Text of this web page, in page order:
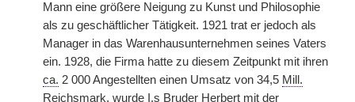
Mann eine größere Neigung zu Kunst und Philosophie
als zu geschäftlicher Tätigkeit. 1921 trat er jedoch als
Manager in das Warenhausunternehmen seines Vaters
ein. 1928, die Firma hatte zu diesem Zeitpunkt mit ihren
ca. 2 000 Angestellten einen Umsatz von 34,5 Mill.
Reichsmark, wurde I.s Bruder Herbert mit der